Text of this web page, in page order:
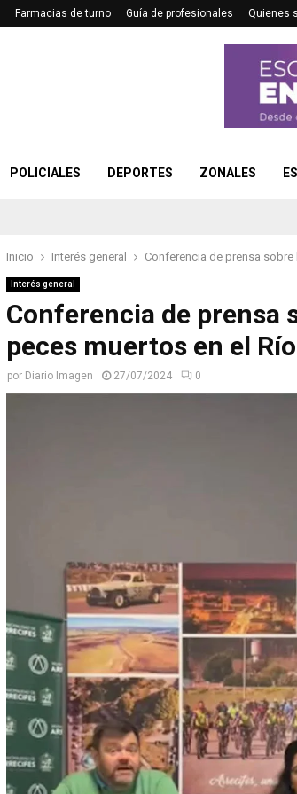
Farmacias de turno Guía de profesionales Quienes
POLICIALES DEPORTES ZONALES
Inicio Interés general Conferencia de prensa
Interés general
Conferencia de prensa
peces muertos en el
por Diario Imagen 27/07/2024 0